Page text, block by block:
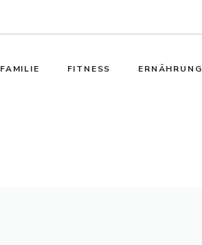
FAMILIE FITNESS ERNÄHRUNG